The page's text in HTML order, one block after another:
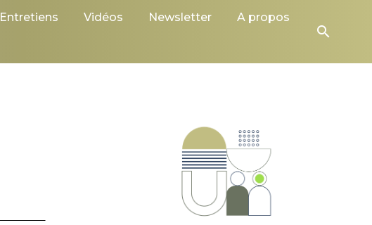
Entretiens Vidéos Newsletter A propos
search